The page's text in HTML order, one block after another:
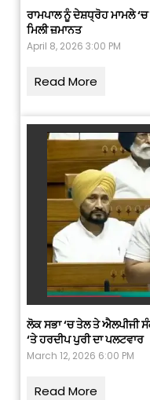
ਰਾਮਪਾਲ ਨੂੰ ਦੇਸ਼ਧ੍ਰੋਹ ਮਾਮਲੇ
ਮਿਲੀ ਜ਼ਮਾਨਤ
April 8, 2026 3:00 PM
Read More
ਲੋਕ ਸਭਾ ‘ਚ ਤੇਲ ਤੇ ਐਲਪੀਜੀ
‘ਤੇ ਹਰਦੀਪ ਪੁਰੀ ਦਾ ਪਲਟਵਾਰ
March 12, 2026 6:00 PM
Read More